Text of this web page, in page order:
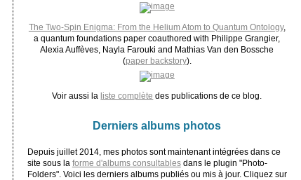
The Two-Spin Enigma: From the Helium Atom to Quantum Ontology,
a quantum foundations paper coauthored with Philippe Grangier,
Alexia Auffèves, Nayla Farouki and Mathias Van den Bossche
(paper backstory).
Voir aussi la liste complète des publications de ce blog.
Derniers albums photos
Depuis juillet 2014, mes photos sont maintenant intégrées dans ce
site sous la forme d'albums consultablesdans le plugin "Photo-
Folders". Voici les derniers albums publiés ou mis à jour. Cliquez sur